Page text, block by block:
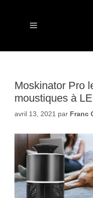
Menu
Moskinator Pro
moustiques à
avril 13, 2021 par Franc